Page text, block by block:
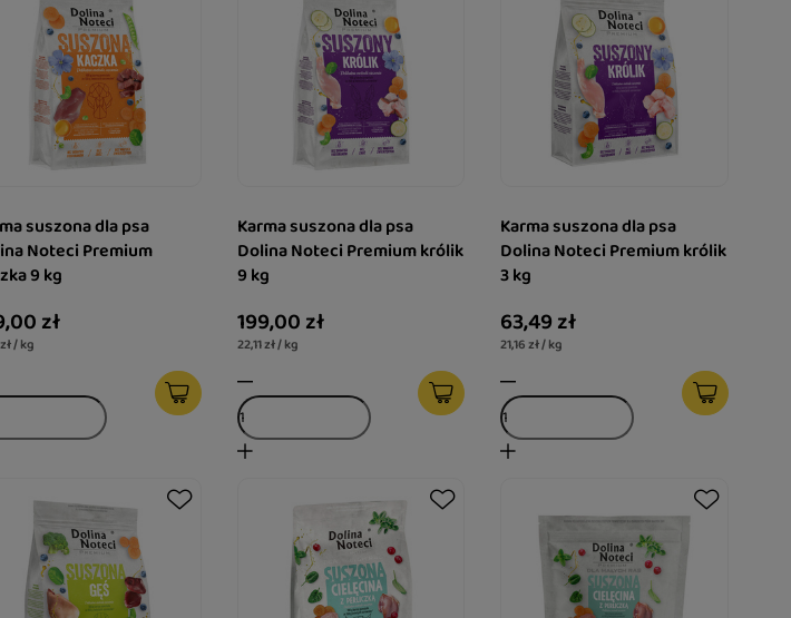
suszona dla psa
Noteci Premium
9 kg
zł
/ kg
Karma suszona dla psa
Dolina Noteci Premium królik
9 kg
199,00 zł
22,11 zł / kg
Karma suszona dla psa
Dolina Noteci Premium królik
3 kg
63,49 zł
21,16 zł / kg